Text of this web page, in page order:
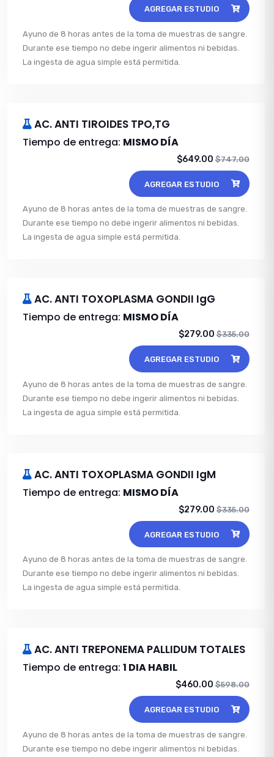
AGREGAR ESTUDIO
Ayuno de 8 horas antes de la toma de muestras de sangre.
Durante ese tiempo no debe ingerir alimentos ni bebidas.
La ingesta de agua simple está permitida.
AC. ANTI TIROIDES TPO,TG
Tiempo de entrega: MISMO DÍA
$649.00 $747.00
AGREGAR ESTUDIO
Ayuno de 8 horas antes de la toma de muestras de sangre.
Durante ese tiempo no debe ingerir alimentos ni bebidas.
La ingesta de agua simple está permitida.
AC. ANTI TOXOPLASMA GONDII IgG
Tiempo de entrega: MISMO DÍA
$279.00 $335.00
AGREGAR ESTUDIO
Ayuno de 8 horas antes de la toma de muestras de sangre.
Durante ese tiempo no debe ingerir alimentos ni bebidas.
La ingesta de agua simple está permitida.
AC. ANTI TOXOPLASMA GONDII IgM
Tiempo de entrega: MISMO DÍA
$279.00 $335.00
AGREGAR ESTUDIO
Ayuno de 8 horas antes de la toma de muestras de sangre.
Durante ese tiempo no debe ingerir alimentos ni bebidas.
La ingesta de agua simple está permitida.
AC. ANTI TREPONEMA PALLIDUM TOTALES
Tiempo de entrega: 1 DIA HABIL
$460.00 $598.00
AGREGAR ESTUDIO
Ayuno de 8 horas antes de la toma de muestras de sangre.
Durante ese tiempo no debe ingerir alimentos ni bebidas.